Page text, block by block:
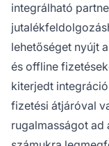
integrálható
lehetőséget nyújt
és offline
kiterjedt
fizetési átjáróval
rugalmasságot ad